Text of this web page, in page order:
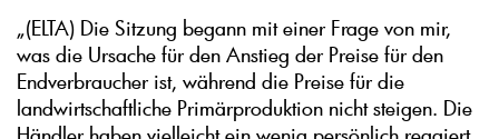
„(ELTA) Die Sitzung begann mit einer Frage von mir,
was die Ursache für den Anstieg der Preise für den
Endverbraucher ist, während die Preise für die
landwirtschaftliche Primärproduktion nicht steigen. Die